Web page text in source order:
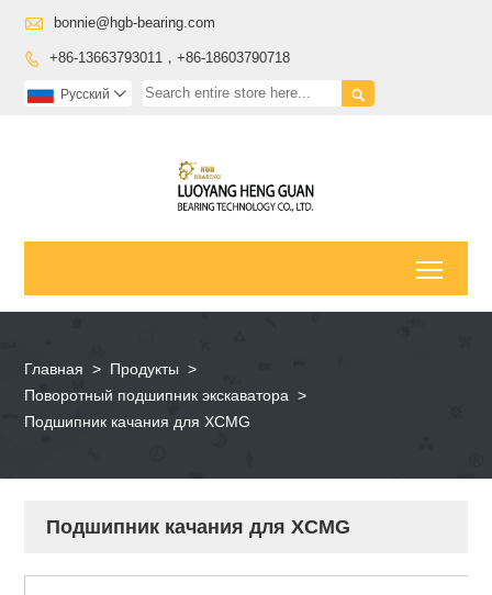
 bonnie@hgb-bearing.com
 +86-13663793011，+86-18603790718

Pусский 
Главная > Продукты >
Поворотный подшипник экскаватора >
Подшипник качания для XCMG
Подшипник качания для XCMG